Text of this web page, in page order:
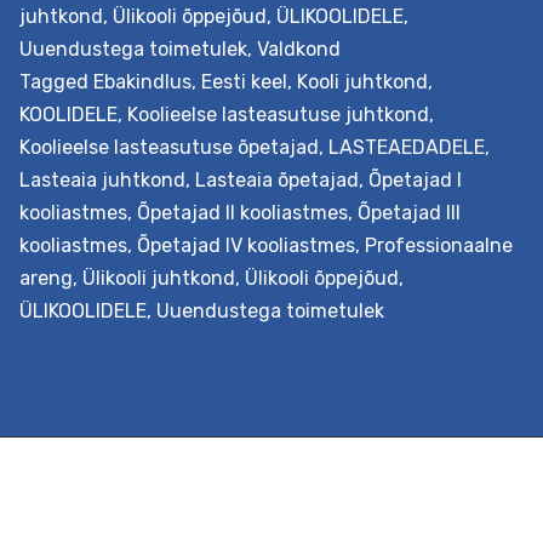
juhtkond, Ülikooli õppejõud, ÜLIKOOLIDELE,
Uuendustega toimetulek, Valdkond
Tagged Ebakindlus, Eesti keel, Kooli juhtkond,
KOOLIDELE, Koolieelse lasteasutuse juhtkond,
Koolieelse lasteasutuse õpetajad, LASTEAEDADELE,
Lasteaia juhtkond, Lasteaia õpetajad, Õpetajad I
kooliastmes, Õpetajad II kooliastmes, Õpetajad III
kooliastmes, Õpetajad IV kooliastmes, Professionaalne
areng, Ülikooli juhtkond, Ülikooli õppejõud,
ÜLIKOOLIDELE, Uuendustega toimetulek